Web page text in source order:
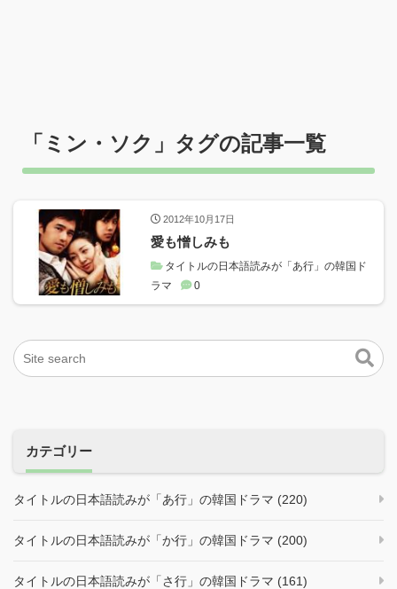
「 ミン・ソク 」タグの記事一覧
2012年10月17日
愛も憎しみも
タイトルの日本語読みが「あ行」の韓国ド
ラマ
0
カテゴリー
タイトルの日本語読みが「あ行」の韓国ドラマ (220)
タイトルの日本語読みが「か行」の韓国ドラマ (200)
タイトルの日本語読みが「さ行」の韓国ドラマ (161)